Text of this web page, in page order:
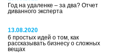
Год на удаленке – за два? Отчет
диванного эксперта
13.08.2020
6 простых идей о том, как
рассказывать бизнесу о сложных
вещах